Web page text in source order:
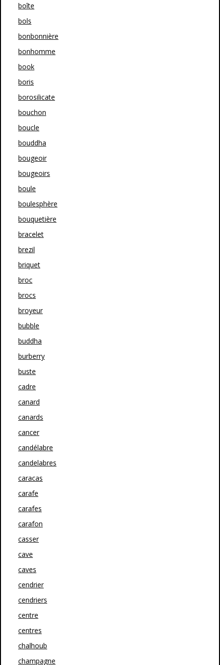
boîte
bols
bonbonnière
bonhomme
book
boris
borosilicate
bouchon
boucle
bouddha
bougeoir
bougeoirs
boule
boulesphère
bouquetière
bracelet
brezil
briquet
broc
brocs
broyeur
bubble
buddha
burberry
buste
cadre
canard
canards
cancer
candélabre
candelabres
caracas
carafe
carafes
carafon
casser
cave
caves
cendrier
cendriers
centre
centres
chalhoub
champagne